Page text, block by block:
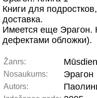
Книги для
доставка.
Имеется еще Эрагон.
дефектами обложки).
Žanrs:
Nosaukums: Эрагон
Autors: